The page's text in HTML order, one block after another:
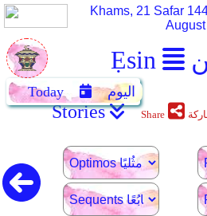
Ẹsin
Khams, 21 Safar
Today اليوم
Stories Share